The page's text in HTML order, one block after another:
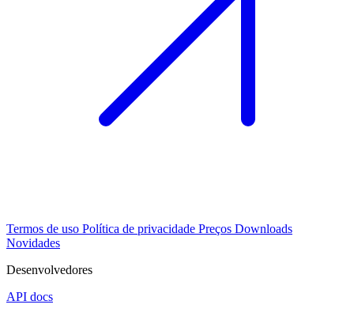
Termos de uso Política de privacidade Preços Downloads
Novidades
Desenvolvedores
API docs